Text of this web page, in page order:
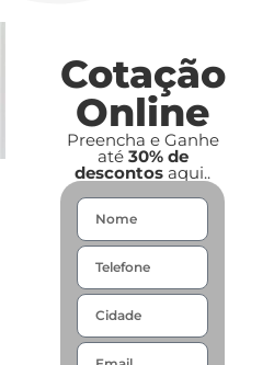
Cotação
Online
Preencha e Ganhe
até 30% de
descontos aqui..